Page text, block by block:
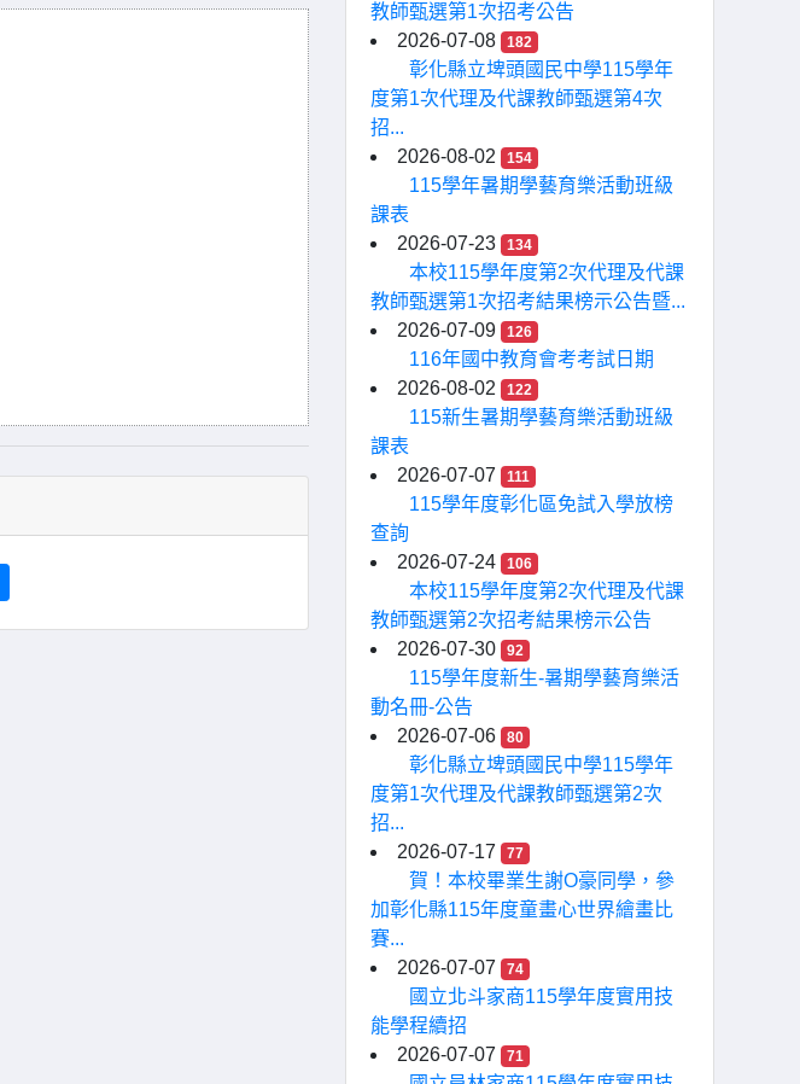
教師甄選第1次招考公告
2026-07-08
182
彰化縣立埤頭國民中學115學年
度第1次代理及代課教師甄選第4次
招...
2026-08-02
154
115學年暑期學藝育樂活動班級
課表
2026-07-23
134
本校115學年度第2次代理及代課
教師甄選第1次招考結果榜示公告暨...
2026-07-09
126
116年國中教育會考考試日期
2026-08-02
122
115新生暑期學藝育樂活動班級
課表
2026-07-07
111
115學年度彰化區免試入學放榜
查詢
2026-07-24
106
本校115學年度第2次代理及代課
教師甄選第2次招考結果榜示公告
2026-07-30
92
115學年度新生-暑期學藝育樂活
動名冊-公告
2026-07-06
80
彰化縣立埤頭國民中學115學年
度第1次代理及代課教師甄選第2次
招...
2026-07-17
77
賀！本校畢業生謝O豪同學，參
加彰化縣115年度童畫心世界繪畫比
賽...
2026-07-07
74
國立北斗家商115學年度實用技
能學程續招
2026-07-07
71